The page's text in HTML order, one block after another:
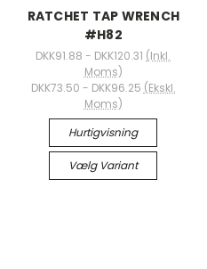
RATCHET TAP WRENCH
#H82
DKK91.88 - DKK120.31 (Inkl.
Moms)
DKK73.50 - DKK96.25 (Ekskl.
Moms)
Hurtigvisning
Vælg Variant